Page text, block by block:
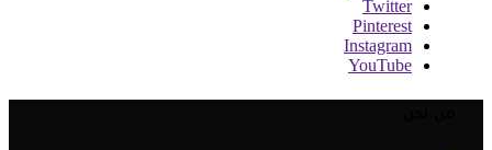
Twitter
Pinterest
Instagram
YouTube